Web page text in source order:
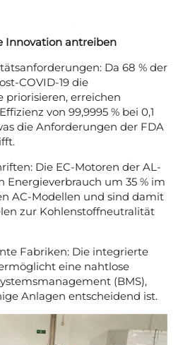
Innovation antreiben
Da 68 % der
COVID-19 die
erreichen
von 99,9995 % bei 0,1
die Anforderungen der FDA
Die EC-Motoren der AL-
Energieverbrauch um 35 % im
AC-Modellen und sind damit
zur Kohlenstoffneutralität
Fabriken: Die integrierte
eine nahtlose
(BMS),
Anlagen entscheidend ist.